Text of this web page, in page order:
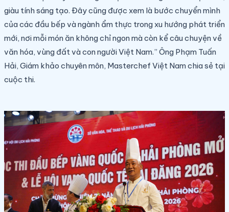
giàu tính sáng tạo. Đây cũng được xem là bước chuyển mình
của các đầu bếp và ngành ẩm thực trong xu hướng phát triển
mới, nơi mỗi món ăn không chỉ ngon mà còn kể câu chuyện về
văn hóa, vùng đất và con người Việt Nam.” Ông Phạm Tuấn
Hải, Giám khảo chuyên môn, Masterchef Việt Nam chia sẻ tại
cuộc thi.